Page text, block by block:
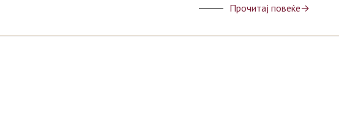
Прочитај повеќе